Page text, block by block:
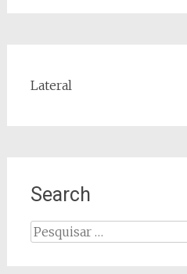
Lateral
Search
Pesquisar
por: